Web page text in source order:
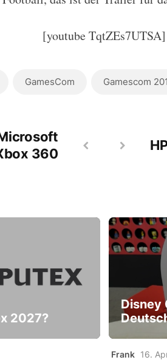
[youtube TqtZEs7UTSA]
GamesCom Gamescom
360
2027?
Disney
Frank 16.